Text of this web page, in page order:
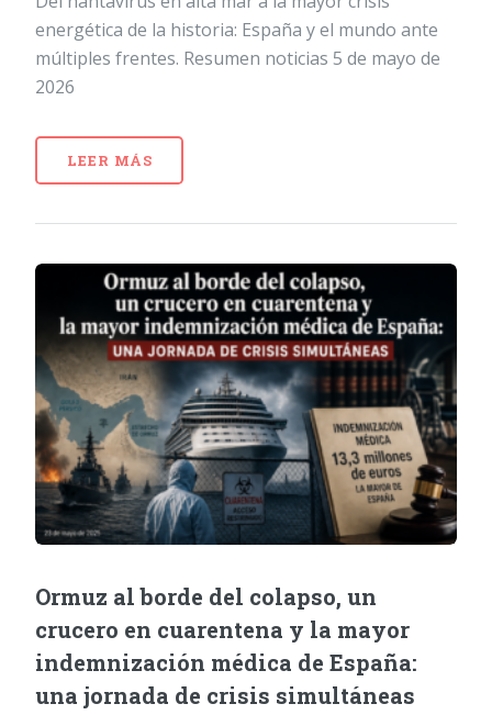
energética de la historia: España y el mundo ante
múltiples frentes. Resumen noticias 5 de mayo de
2026
LEER MÁS
Ormuz al borde del colapso, un
crucero en cuarentena y la mayor
indemnización médica de España:
una jornada de crisis simultáneas